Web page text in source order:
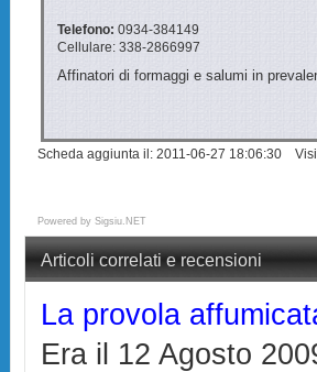
Telefono: 0934-384149
Cellulare: 338-2866997
Affinatori di formaggi e salumi in
Scheda aggiunta il: 2011-06-27 18:06:30
Powered bySigsiu.NET
Articoli correlati e recensioni
La provola
Era il 12 Agosto